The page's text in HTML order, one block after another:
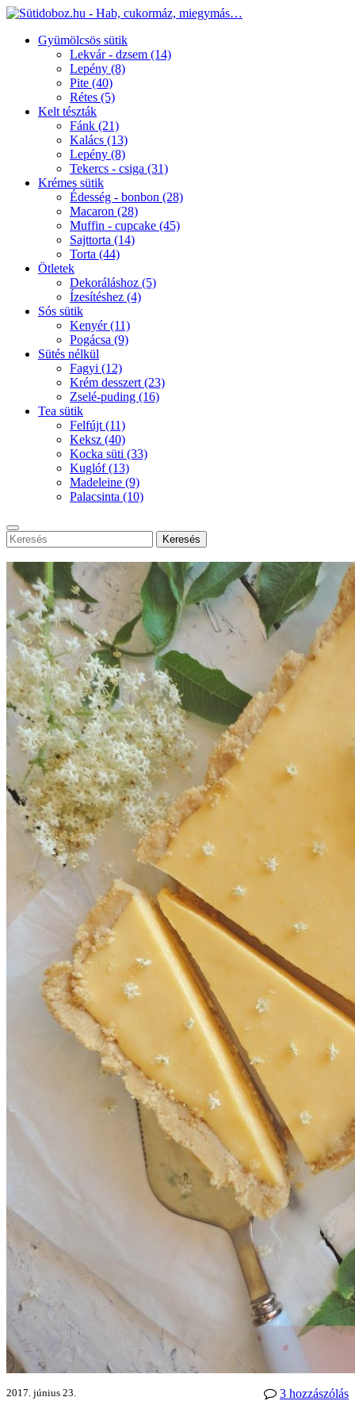
Gyümölcsös sütik
Lekvár - dzsem (14)
Lepény (8)
Pite (40)
Rétes (5)
Kelt tészták
Fánk (21)
Kalács (13)
Lepény (8)
Tekercs - csiga (31)
Krémes sütik
Édesség - bonbon (28)
Macaron (28)
Muffin - cupcake (45)
Sajttorta (14)
Torta (44)
Ötletek
Dekoráláshoz (5)
Ízesítéshez (4)
Sós sütik
Kenyér(11)
Pogácsa (9)
Sütés nélkül
Fagyi (12)
Krém desszert (23)
Zselé-puding (16)
Tea sütik
Felfújt (11)
Keksz (40)
Kocka süti (33)
Kuglóf(13)
Madeleine (9)
Palacsinta (10)
Keresés
3 hozzászólás
2017. június 23.